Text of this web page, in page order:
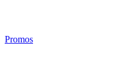
Promos